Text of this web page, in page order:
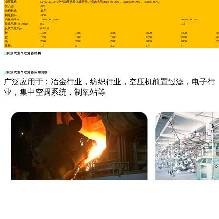
滤筒规格
LFKL-3210HV空气滤筒优质木浆纤维，过滤精度≥1um/99.96%， ≥2um/99.99%， ≥3um/100%
文氏管
ABS
结构形式
单层
初阻损Pa
≤150
消耗功率W
150W/AC220V
200W/AC220V
反吹气量 m /min3
0.2
0.3
反吹气压Mpa
0.4-0.6
长
1350 1800 3600 3600 4400
宽
1350 1800 1800 2250 3520
高
2500 2500 2700 2800 2800
质量t
1.5 2 3.2 3.7 6 7
自洁式空气过滤器结构：
自洁式空气过滤器应用范围：
广泛应用于：冶金行业，纺织行业，空压机前置过滤，电子行
业，集中空调系统，制氧站等